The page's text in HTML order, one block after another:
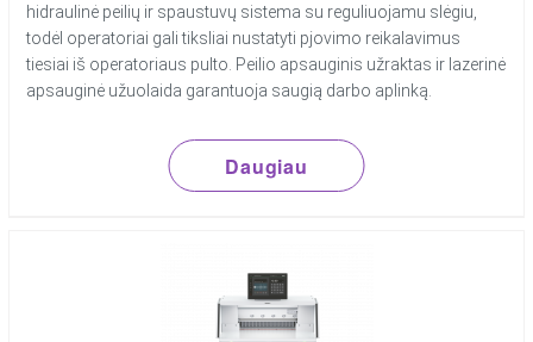
hidraulinė peilių ir spaustuvų sistema su reguliuojamu slėgiu,
todėl operatoriai gali tiksliai nustatyti pjovimo reikalavimus
tiesiai iš operatoriaus pulto. Peilio apsauginis užraktas ir lazerinė
apsauginė užuolaida garantuoja saugią darbo aplinką.
Daugiau